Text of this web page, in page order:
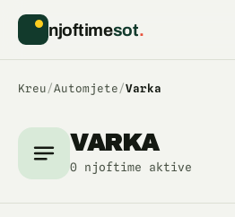
njoftimesot.
Kreu /Automjete /Varka
VARKA
0 njoftime aktive